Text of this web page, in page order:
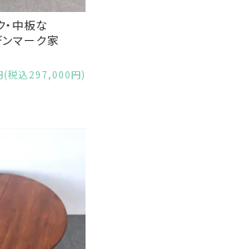
・中板な
マーク家
(税込297,000円)